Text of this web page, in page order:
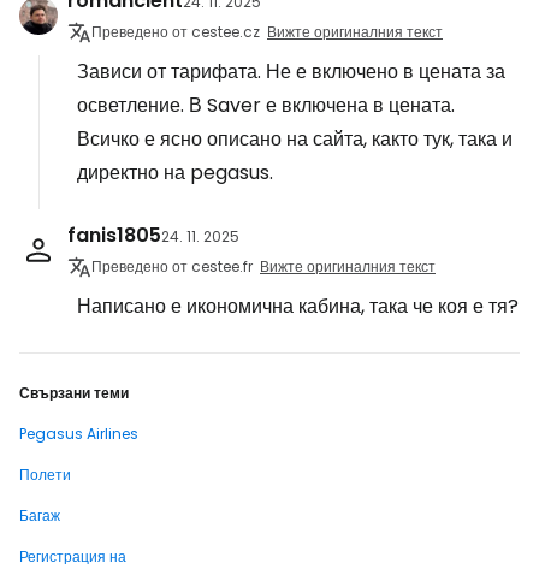
Преведено от cestee.cz Вижте оригиналния текст
Зависи от тарифата. Не е включено в цената за
осветление. В Saver е включена в цената.
Всичко е ясно описано на сайта, както тук, така и
директно на pegasus.
fanis180524. 11. 2025
Преведено от cestee.fr Вижте оригиналния текст
Написано е икономична кабина, така че коя е тя?
Свързани теми
Pegasus Airlines
Полети
Багаж
Регистрация на